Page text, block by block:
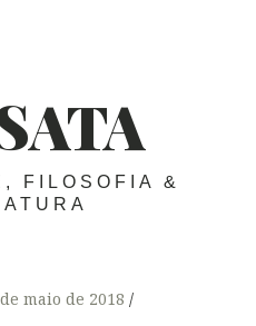
FILOSOFIA &
maio de 2018